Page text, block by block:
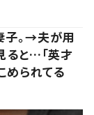
子。→夫が用
ると…「英才
められてる